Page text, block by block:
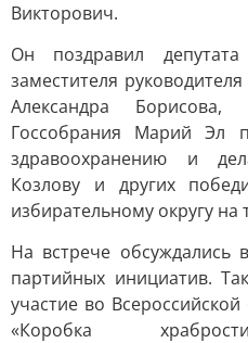
Викторович.
Он поздравил
заместителя
Александра Борисова,
Госсобрания Марий Эл
здравоохранению и
Козлову и других
избирательному округу
На встрече обсуждались
партийных инициатив.
участие во
«Коробка